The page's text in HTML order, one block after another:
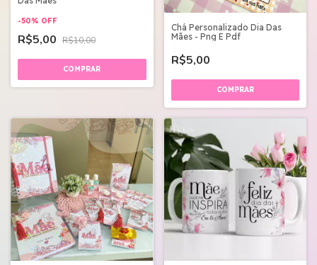
-50% OFF
R$5,00 R$10,00
Chá Personalizado Dia Das
Mães - Png E Pdf
R$5,00